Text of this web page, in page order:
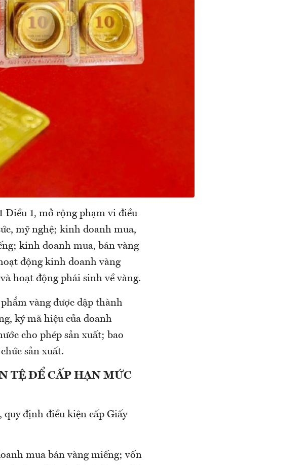
Điều 1, mở rộng phạm vi điều
mỹ nghệ; kinh doanh mua,
kinh doanh mua, bán vàng
động kinh doanh vàng
hoạt động phái sinh về vàng.
vàng được dập thành
ký mã hiệu của doanh
cho phép sản xuất; bao
sản xuất.
TỆ ĐỂ CẤP HẠN MỨC
định điều kiện cấp Giấy
mua bán vàng miếng; vốn